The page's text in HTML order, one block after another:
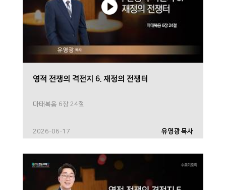
영적 전쟁의 격전지 6. 재정의 전쟁터
마태복음 6장 24절
2026-06-17 유영광 목사